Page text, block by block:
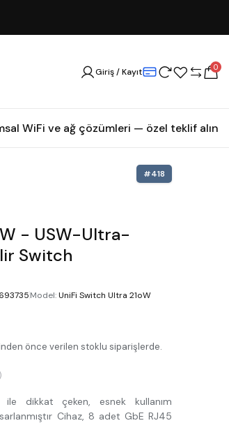
Giriş / Kayıt 0
WiFi ve ağ çözümleri — özel teklif alın
#418
- USW-Ultra-
Switch
Model:UniFi Switch Ultra 21oW
önce verilen stoklu siparişlerde.
ile dikkat çeken, esnek kullanım
Cihaz, 8 adet GbE RJ45